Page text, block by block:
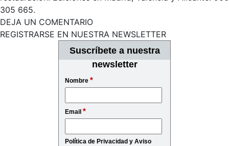
305 665.
DEJA UN COMENTARIO
REGISTRARSE EN NUESTRA NEWSLETTER
Suscríbete a nuestra
newsletter
Nombre *
Email *
Política de Privacidad y Aviso